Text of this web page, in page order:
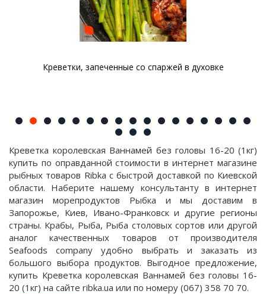
Креветки, запеченные со спаржей в духовке
Креветка королевская Ваннамей без головы 16-20 (1кг)
купить по оправданной стоимости в интернет магазине
рыбных товаров Ribka с быстрой доставкой по Киевской
области. Наберите нашему консультанту в интернет
магазин морепродуктов Рыбка и мы доставим в
Запорожье, Киев, Ивано-Франковск и другие регионы
страны. Крабы, Рыба, Рыба столовых сортов или другой
аналог качественных товаров от производителя
Seafoods company удобно выбрать и заказать из
большого выбора продуктов. Выгодное предложение,
купить Креветка королевская Ваннамей без головы 16-
20 (1кг) на сайте ribka.ua или по номеру (067) 358 70 70.